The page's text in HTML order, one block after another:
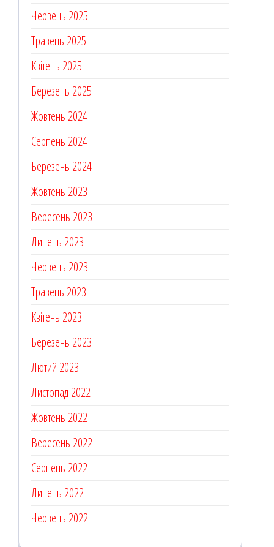
Червень 2025
Травень 2025
Квітень 2025
Березень 2025
Жовтень 2024
Серпень 2024
Березень 2024
Жовтень 2023
Вересень 2023
Липень 2023
Червень 2023
Травень 2023
Квітень 2023
Березень 2023
Лютий 2023
Листопад 2022
Жовтень 2022
Вересень 2022
Серпень 2022
Липень 2022
Червень 2022